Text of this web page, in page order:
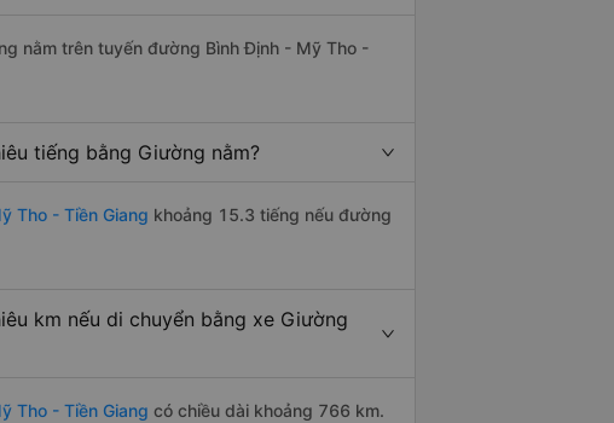
nằm trên tuyến đường Bình Định - Mỹ Tho -
tiếng bằng Giường nằm?
Tho - Tiền Giang khoảng 15.3 tiếng nếu đường
km nếu di chuyển bằng xe Giường
Tho - Tiền Giang có chiều dài khoảng 766 km.